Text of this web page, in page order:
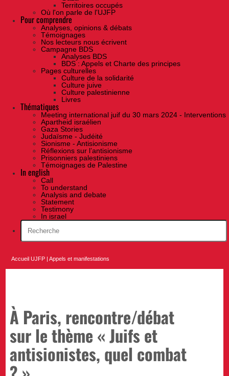
Territoires occupés
Où l'on parle de l'UJFP
Pour comprendre
Analyses, opinions & débats
Témoignages
Nos lecteurs nous écrivent
Campagne BDS
Analyses BDS
BDS : Appels et Charte des principes
Pages culturelles
Culture de la solidarité
Culture juive
Culture palestinienne
Livres
Thématiques
Meeting international juif du 30 mars 2024 - Interventions
Apartheid israélien
Gaza Stories
Judaïsme - Judéité
Sionisme - Antisionisme
Réflexions sur l’antisionisme
Prisonniers palestiniens
Témoignages de Palestine
In english
Call
To understand
Analysis and debate
Statement
Testimony
In israel
Accueil UJFP |Appels et manifestations
À Paris, rencontre/débat
sur le thème « Juifs et
antisionistes, quel combat